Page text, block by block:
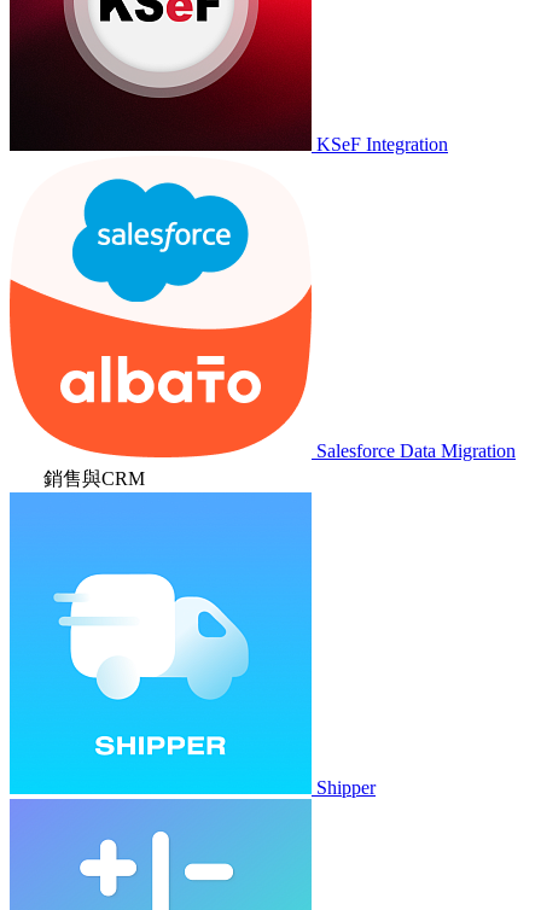
KSeF Integration
Salesforce Data Migration
銷售與CRM
Shipper